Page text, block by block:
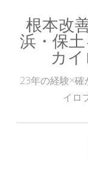
ン
根本改
浜・保
カ
23年の経験×確
イロ